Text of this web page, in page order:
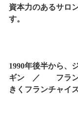
資本力のあるサロ
す。
1990年後半から、
ギン　／　　フラ
きくフランチャイ